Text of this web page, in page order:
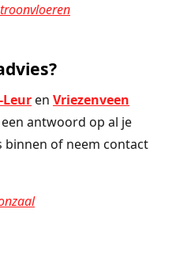
Leuren Vriezenveen
antwoord op al je
binnen of neem contact